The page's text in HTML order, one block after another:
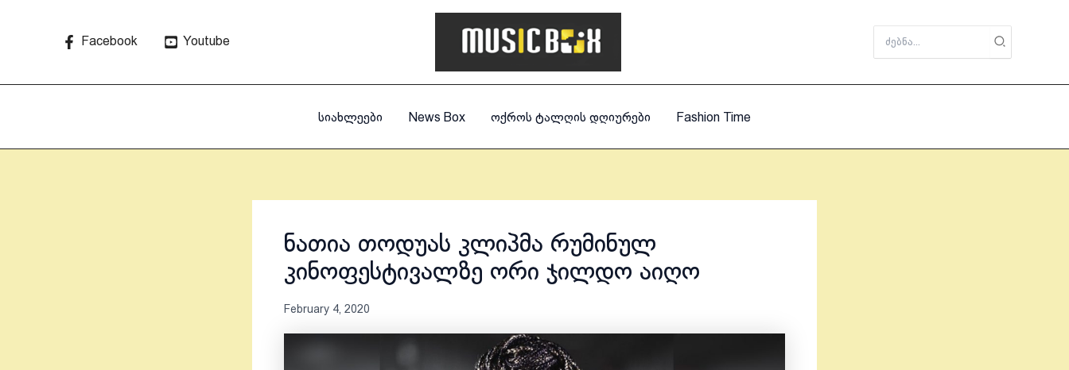
Facebook Youtube
for:
სიახლეები News Box ოქროს ტალღის დღიურები Fashion Time
ნათია თოდუას კლიპმა რუმინულ
კინოფესტივალზე ორი ჯილდო აიღო
February 4, 2020